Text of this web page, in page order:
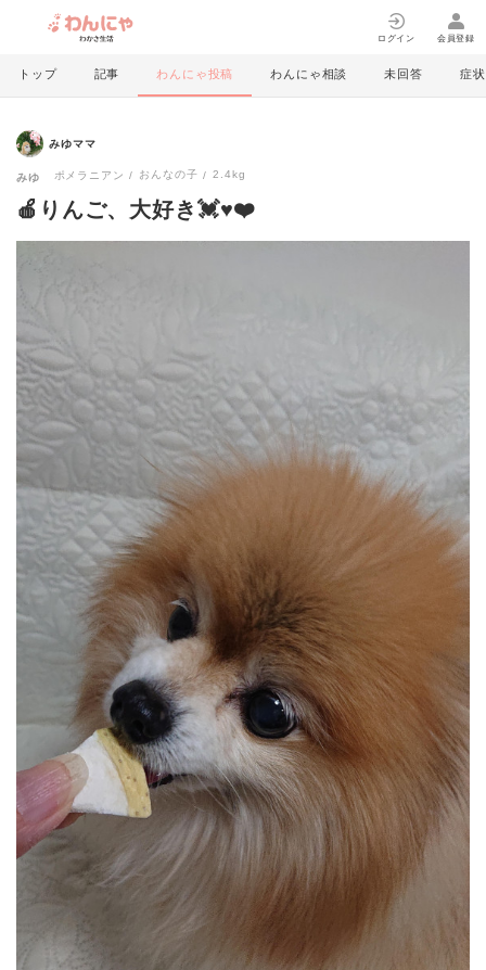
ログイン 会員登録
トップ 記事 わんにゃ投稿 わんにゃ相談 未回答 症状
みゆママ
みゆ ポメラニアン おんなの子 2.4kg
🍎りんご、大好き💓♥️❤️